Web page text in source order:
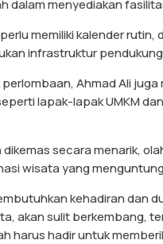
dalam menyediakan
memiliki kalender
infrastruktur
Ahmad Ali
lapak-lapak UMKM
secara menarik,
wisata yang
kehadiran dan
akan sulit berkembang,
harus hadir untuk